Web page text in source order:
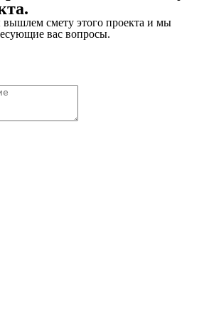
вышлем смету этого проекта и мы
вас вопросы.